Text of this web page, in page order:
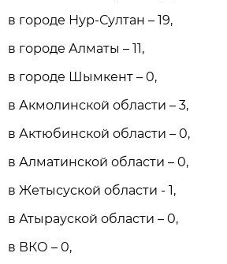
в городе Нур-Султан – 19,
в городе Алматы – 11,
в городе Шымкент – 0,
в Акмолинской области – 3,
в Актюбинской области – 0,
в Алматинской области – 0,
в Жетысуской области - 1,
в Атырауской области – 0,
в ВКО – 0,